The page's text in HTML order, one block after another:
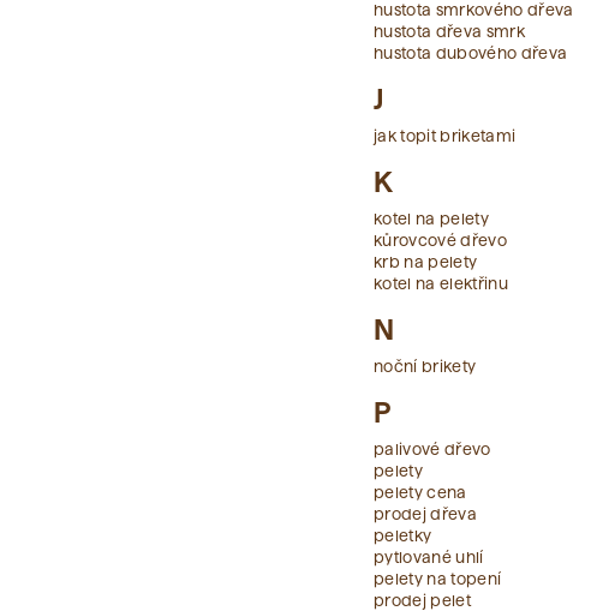
hustota smrkového dřeva
hustota dřeva smrk
hustota dubového dřeva
J
jak topit briketami
K
kotel na pelety
kůrovcové dřevo
krb na pelety
kotel na elektřinu
N
noční brikety
P
palivové dřevo
pelety
pelety cena
prodej dřeva
peletky
pytlované uhlí
pelety na topení
prodej pelet